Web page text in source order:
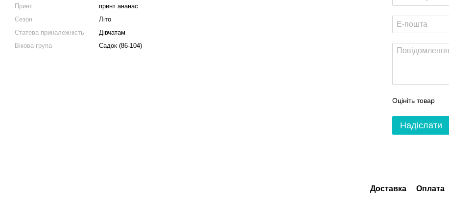
Принт
принт ананас
Сезон
Літо
Статева приналежність
Дівчатам
Вікова група
Садок (86-104)
Оцініть товар
Надіслати
Доставка Оплата